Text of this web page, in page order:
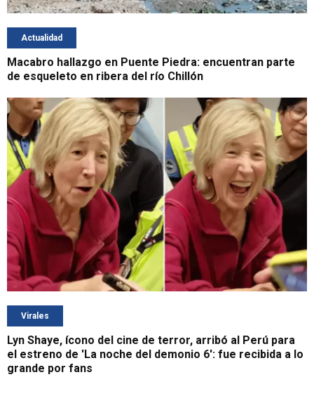
Actualidad
Macabro hallazgo en Puente Piedra: encuentran parte
de esqueleto en ribera del río Chillón
Virales
Lyn Shaye, ícono del cine de terror, arribó al Perú para
el estreno de 'La noche del demonio 6': fue recibida a lo
grande por fans